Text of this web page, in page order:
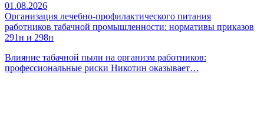
01.08.2026
Организация лечебно-профилактического питания
работников табачной промышленности: нормативы приказов
291н и 298н
Влияние табачной пыли на организм работников:
профессиональные риски Никотин оказывает…